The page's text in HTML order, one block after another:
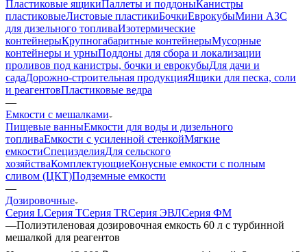
Пластиковые ящикиПаллеты и поддоныКанистры
пластиковыеЛистовые пластикиБочкиЕврокубыМини АЗС
для дизельного топливаИзотермические
контейнерыКрупногабаритные контейнерыМусорные
контейнеры и урныПоддоны для сбора и локализации
проливов под канистры, бочки и еврокубыДля дачи и
садаДорожно-строительная продукцияЯщики для песка, соли
и реагентовПластиковые ведра
—
Емкости с мешалками
Пищевые ванныЕмкости для воды и дизельного
топливаЕмкости с усиленной стенкойМягкие
емкостиСпецизделияДля сельского
хозяйстваКомплектующиеКонусные емкости с полным
сливом (ЦКТ)Подземные емкости
—
Дозировочные
Серия LСерия TСерия TRСерия ЭВЛСерия ФМ
—Полиэтиленовая дозировочная емкость 60 л с турбинной
мешалкой для реагентов